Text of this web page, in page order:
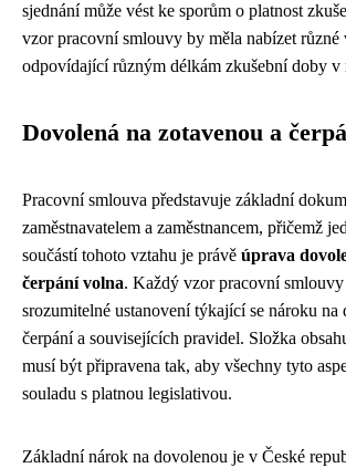
sjednání může vést ke sporům o platnost
vzor pracovní smlouvy by měla nabízet
odpovídající různým délkám zkušební doby
Dovolená na zotavenou a
Pracovní smlouva představuje základní
zaměstnavatelem a zaměstnancem, přičemž
součástí tohoto vztahu je právě úprava
čerpání volna. Každý vzor pracovní
srozumitelné ustanovení týkající se nároku
čerpání a souvisejících pravidel. Složka
musí být připravena tak, aby všechny tyto
souladu s platnou legislativou.
Základní nárok na dovolenou je v České